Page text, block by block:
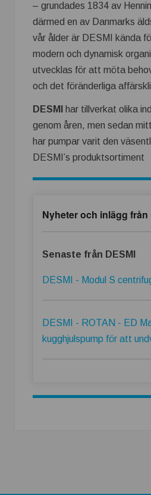
– grundades 1834 av
därmed en av Danmarks
vår ålder är DESMI kända
modern och dynamisk
utvecklas för att möta
och det föränderliga
DESMI
har tillverkat olika
genom åren, men sedan
har pumpar varit den
DESMI’s produktsortiment
Nyheter och inlägg från
Senaste från DESMI
DESMI - Modul S
DESMI - ROTAN - ED
kugghjulspump för att